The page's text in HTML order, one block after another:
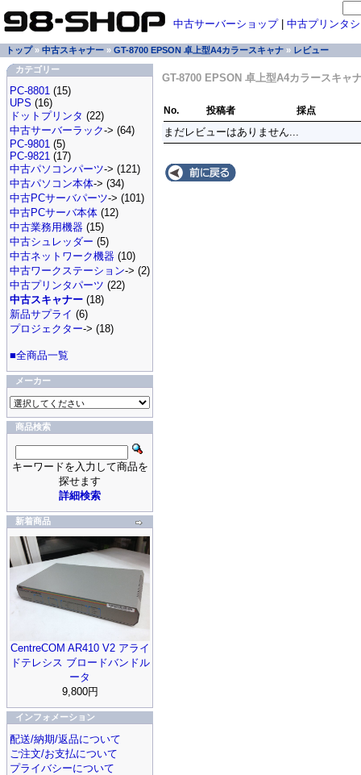
中古サーバーショップ| 中古プリンタ
トップ» 中古スキャナー » GT-8700 EPSON 卓上型A4カラースキャナ » レビュー
カテゴリー
PC-8801 (15)
UPS (16)
ドットプリンタ (22)
中古サーバーラック-> (64)
PC-9801 (5)
PC-9821 (17)
中古パソコンパーツ-> (121)
中古パソコン本体-> (34)
中古PCサーバパーツ-> (101)
中古PCサーバ本体 (12)
中古業務用機器 (15)
中古シュレッダー (5)
中古ネットワーク機器 (10)
中古ワークステーション-> (2)
中古プリンタパーツ (22)
中古スキャナー (18)
新品サプライ (6)
プロジェクター-> (18)
■全商品一覧
メーカー
商品検索
キーワードを入力して商品を
探せます
詳細検索
新着商品
CentreCOM AR410 V2 アライ
ドテレシス ブロードバンドル
ータ
9,800円
インフォメーション
配送/納期/返品について
ご注文/お支払について
プライバシーについて
GT-8700 EPSON 卓上型A4カラースキャ
No. 投稿者 採点
まだレビューはありません...